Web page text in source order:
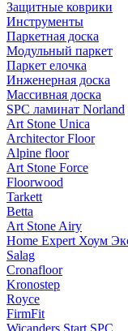
Защитные коврики
Инструменты
Паркетная доска
Модульный паркет
Паркет елочка
Инженерная доска
Массивная доска
SPC ламинат Norland
Art Stone Unica
Architector Floor
Alpine floor
Art Stone Force
Floorwood
Tarkett
Betta
Art Stone Airy
Home Expert Хоум
Salag
Cronafloor
Kronostep
Royce
FirmFit
Wicanders Start SPC